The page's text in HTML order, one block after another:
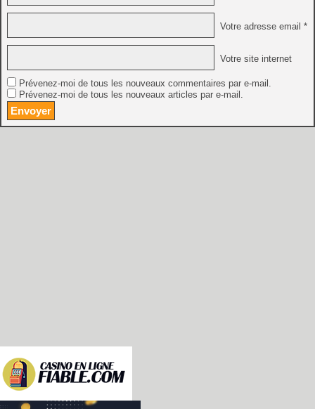
Votre adresse email *
Votre site internet
Prévenez-moi de tous les nouveaux commentaires par e-mail.
Prévenez-moi de tous les nouveaux articles par e-mail.